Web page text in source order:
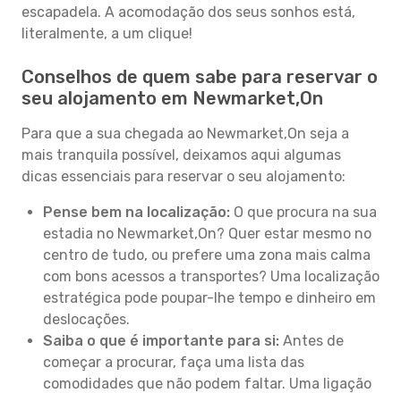
escapadela. A acomodação dos seus sonhos está,
literalmente, a um clique!
Conselhos de quem sabe para reservar o
seu alojamento em Newmarket,On
Para que a sua chegada ao Newmarket,On seja a
mais tranquila possível, deixamos aqui algumas
dicas essenciais para reservar o seu alojamento:
Pense bem na localização: O que procura na sua
estadia no Newmarket,On? Quer estar mesmo no
centro de tudo, ou prefere uma zona mais calma
com bons acessos a transportes? Uma localização
estratégica pode poupar-lhe tempo e dinheiro em
deslocações.
Saiba o que é importante para si: Antes de
começar a procurar, faça uma lista das
comodidades que não podem faltar. Uma ligação